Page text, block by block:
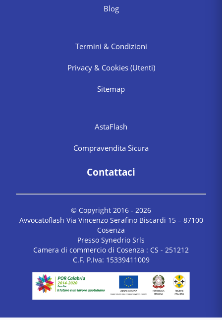
Blog
Termini & Condizioni
Privacy & Cookies (Utenti)
Sitemap
AstaFlash
Compravendita Sicura
Contattaci
© Copyright 2016 - 2026
Avvocatoflash Via Vincenzo Serafino Biscardi 15 – 87100
Cosenza
Presso Synedrio Srls
Camera di commercio di Cosenza : CS - 251212
C.F. P.Iva: 15339411009